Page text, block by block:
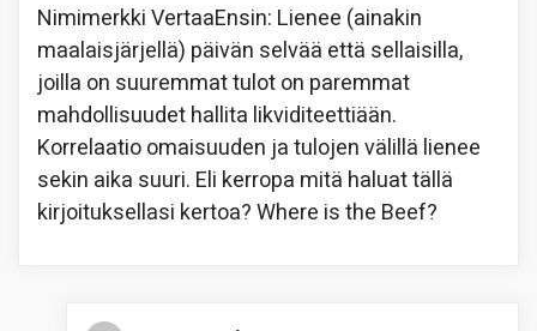
Nimimerkki VertaaEnsin: Lienee (ainakin
maalaisjärjellä) päivän selvää että sellaisilla,
joilla on suuremmat tulot on paremmat
mahdollisuudet hallita likviditeettiään.
Korrelaatio omaisuuden ja tulojen välillä lienee
sekin aika suuri. Eli kerropa mitä haluat tällä
kirjoituksellasi kertoa? Where is the Beef?